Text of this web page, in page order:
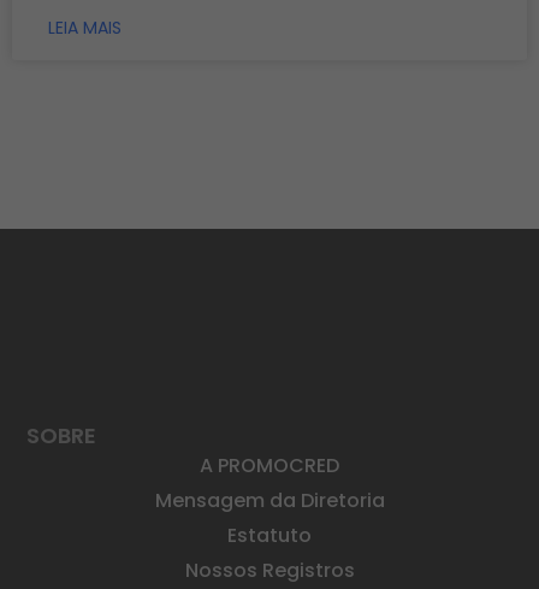
LEIA MAIS
SOBRE
A PROMOCRED
Mensagem da Diretoria
Estatuto
Nossos Registros